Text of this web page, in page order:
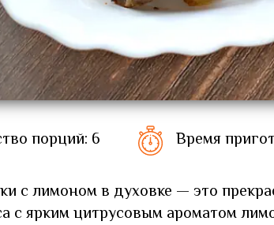
порций: 6 Время
с лимоном в духовке — это
с ярким цитрусовым ароматом